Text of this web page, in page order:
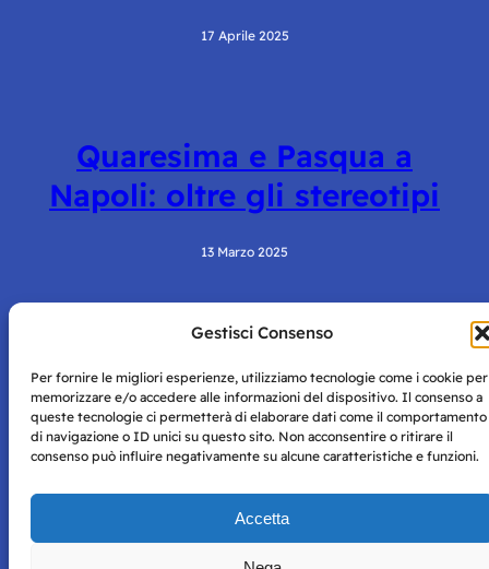
Gestisci Consenso
Per fornire le migliori esperienze, utilizziamo tecnologie come i cookie per
memorizzare e/o accedere alle informazioni del dispositivo. Il consenso a
queste tecnologie ci permetterà di elaborare dati come il comportamento
di navigazione o ID unici su questo sito. Non acconsentire o ritirare il
consenso può influire negativamente su alcune caratteristiche e funzioni.
Accetta
17 Aprile 2025
Quaresima e Pasqua a
Napoli: oltre gli stereotipi
13 Marzo 2025
Storie di Napoli è una testata registrata presso il tribunale di
Tutte le immagini e i contenuti su questo sito sono forniti
per mero scopo didattico e informativo.
Tutti i diritti riservati, ogni tentativo di copia sarà
perseguito secondo i termini di legge. Si nega l’utilizzo delle
Policy